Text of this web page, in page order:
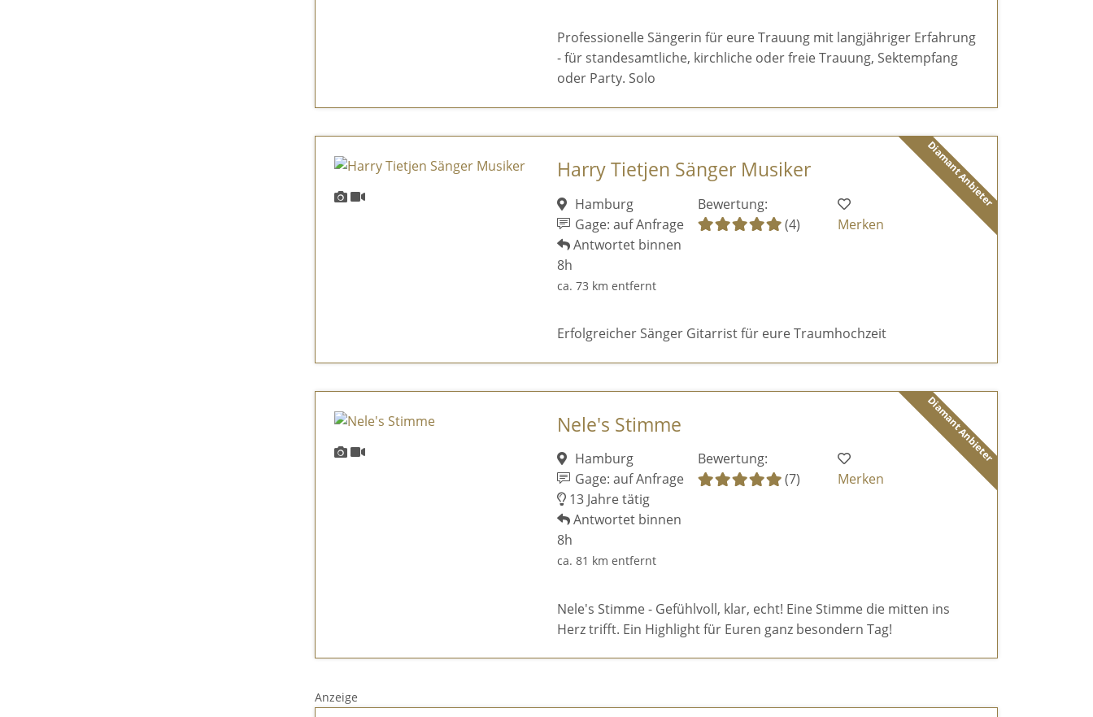
Professionelle Sängerin für eure Trauung mit langjähriger Erfahrung
- für standesamtliche, kirchliche oder freie Trauung, Sektempfang
oder Party. Solo
Diamant Anbieter
Harry Tietjen Sänger Musiker
Hamburg
Gage: auf Anfrage
Antwortet binnen
8h
ca. 73 km entfernt
Bewertung:
(4)
Merken
Erfolgreicher Sänger Gitarrist für eure Traumhochzeit
Diamant Anbieter
Nele's Stimme
Hamburg
Gage: auf Anfrage
13 Jahre tätig
Antwortet binnen
8h
ca. 81 km entfernt
Bewertung:
(7)
Merken
Nele's Stimme - Gefühlvoll, klar, echt! Eine Stimme die mitten ins
Herz trifft. Ein Highlight für Euren ganz besondern Tag!
Anzeige